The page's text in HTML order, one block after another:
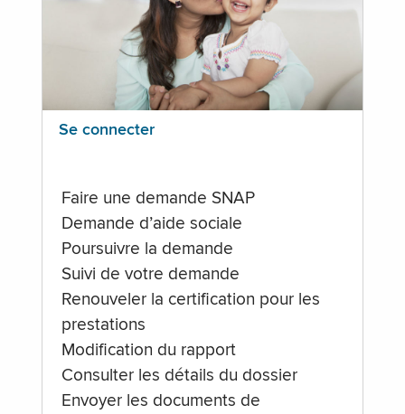
Se connecter
Faire une demande SNAP
Demande d’aide sociale
Poursuivre la demande
Suivi de votre demande
Renouveler la certification pour les
prestations
Modification du rapport
Consulter les détails du dossier
Envoyer les documents de